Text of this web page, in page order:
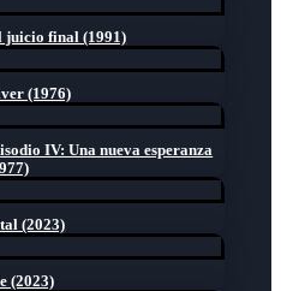
juicio final (1991)
(1976)
IV: Una nueva esperanza
(2023)
(2023)